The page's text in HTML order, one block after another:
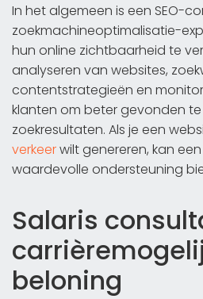
In het algemeen is een SEO-
zoekmachineoptimalisatie-
hun online zichtbaarheid te
analyseren van websites,
contentstrategieën en
klanten om beter gevonden
zoekresultaten. Als je een
verkeerwilt genereren, kan
waardevolle ondersteuning
Salaris
beloning